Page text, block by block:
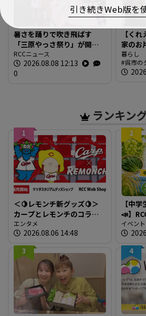
引き続きWeb版を
暑さを踊りで吹き飛ばす
「三原やっさ祭り」が開
幕 元気なかけ声が響き渡
り 広島・三原市
RCCニュース
2026.08.08 12:13
0
【く
家のお
便利な
ルショ
暮らし
呉市の
ん
ランキン
1
＜🍋レモンチ新グッズ🍋＞
カープとレモンチのコラボ
グッズが登場！
エンタメ
2026.08.06 14:48
2
【中
📣】
に「広
材しよ
イベント
3
4